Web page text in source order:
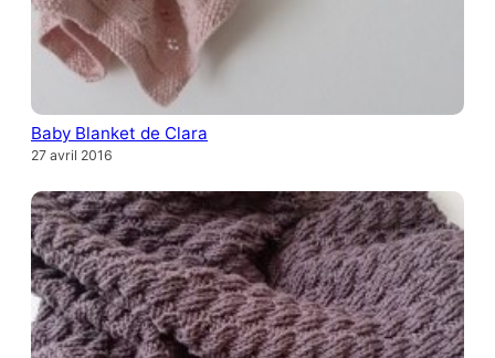
Baby Blanket de Clara
27 avril 2016